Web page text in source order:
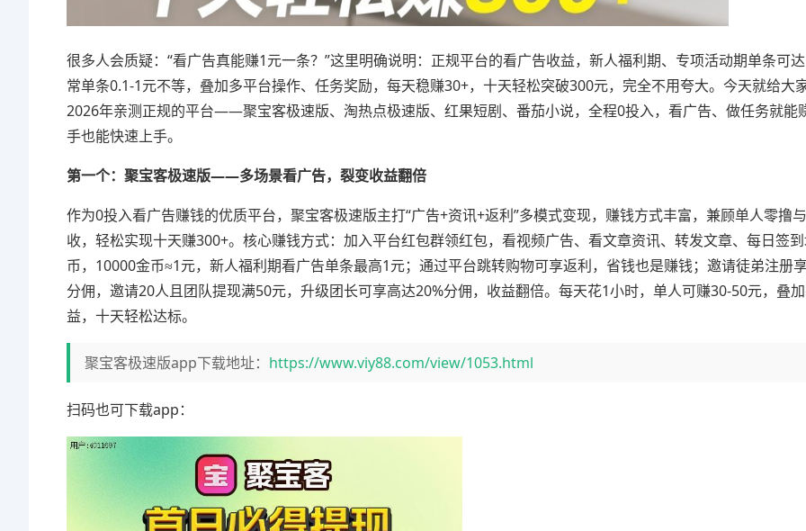
很多人会质疑：“看广告真能赚1元一条？”这里明确说明：正规平台的看广告收益，新人福利期、专项活动期单条可
常单条0.1-1元不等，叠加多平台操作、任务奖励，每天稳赚30+，十天轻松突破300元，完全不用夸大。今天就给大
2026年亲测正规的平台——聚宝客极速版、淘热点极速版、红果短剧、番茄小说，全程0投入，看广告、做任务就能
手也能快速上手。
第一个：聚宝客极速版——多场景看广告，裂变收益翻倍
作为0投入看广告赚钱的优质平台，聚宝客极速版主打“广告+资讯+返利”多模式变现，赚钱方式丰富，兼顾单人零撸
收，轻松实现十天赚300+。核心赚钱方式：加入平台红包群领红包，看视频广告、看文章资讯、转发文章、每日签
币，10000金币≈1元，新人福利期看广告单条最高1元；通过平台跳转购物可享返利，省钱也是赚钱；邀请徒弟注册
分佣，邀请20人且团队提现满50元，升级团长可享高达20%分佣，收益翻倍。每天花1小时，单人可赚30-50元，叠
益，十天轻松达标。
聚宝客极速版app下载地址： https://www.viy88.com/view/1053.html
扫码也可下载app：